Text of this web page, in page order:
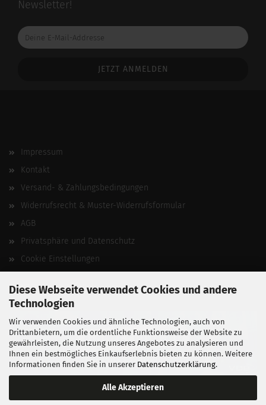
Diese Webseite verwendet Cookies und andere
Technologien
Wir verwenden Cookies und ähnliche Technologien, auch von
Drittanbietern, um die ordentliche Funktionsweise der Website zu
gewährleisten, die Nutzung unseres Angebotes zu analysieren und
Ihnen ein bestmögliches Einkaufserlebnis bieten zu können. Weitere
Informationen finden Sie in unserer Datenschutzerklärung.
Alle Akzeptieren
Newsletter!
Deine
E-
Impressum
Kontakt
Versand- & Zahlungsbedingungen
Widerrufsrecht & Muster-Widerrufsformular
AGB
Privatsphäre und Datenschutz
Cookie Einstellungen
Vertrag widerrufen